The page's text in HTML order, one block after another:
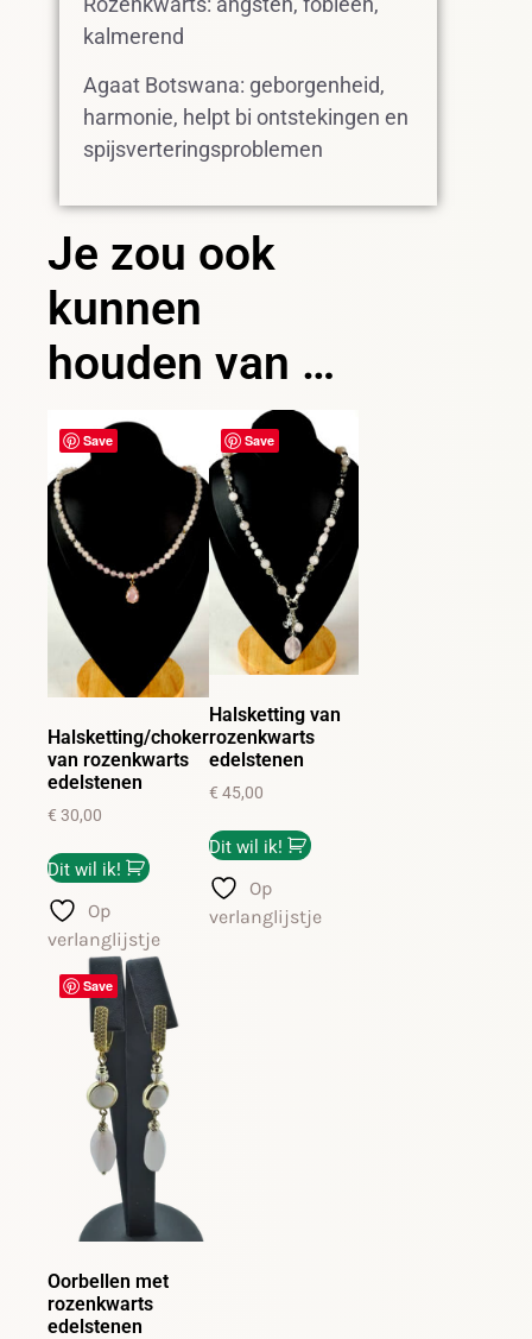
kalmerend
Agaat Botswana: geborgenheid,
harmonie, helpt bi ontstekingen en
spijsverteringsproblemen
Je zou ook
kunnen
houden van …
Save
Halsketting/choker
van rozenkwarts
edelstenen
€ 30,00
Dit wil ik!
Op
verlanglijstje
Save
Halsketting van
rozenkwarts
edelstenen
€ 45,00
Dit wil ik!
Op
verlanglijstje
Save
Oorbellen met
rozenkwarts
edelstenen